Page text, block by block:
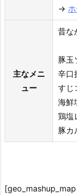
→
主なメニ
ュー
昔な
豚玉
辛口
すじ
海鮮
鶏塩
豚カ